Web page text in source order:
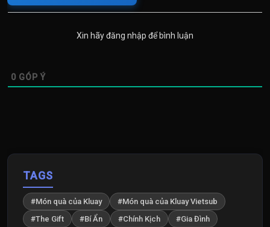
Xin hãy đăng nhập để bình luận
0 GÓP Ý
TAGS
#Món quà của Kluay
#Món quà của Kluay Vietsub
#The Gift
#Bí Ẩn #Chính Kịch #Gia Đình